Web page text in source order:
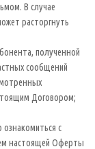
В случае
расторгнуть
полученной
сообщений
Договором;
с
настоящей Оферты